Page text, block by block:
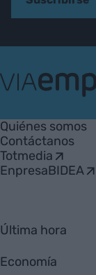
Empresa
Quiénes somos
Contáctanos
Totmedia
EnpresaBIDEA
Última hora
Economía